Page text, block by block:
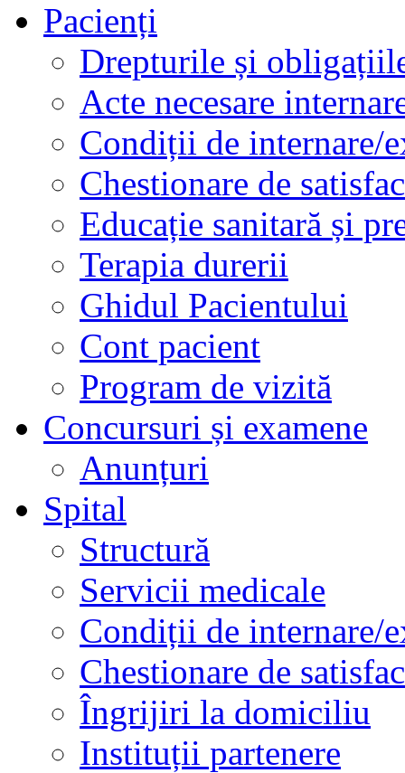
Pacienți
Drepturile și
Acte necesare
Condiții de internare/
Chestionare de
Educație sanitară și
Terapia durerii
Ghidul Pacientului
Cont pacient
Program de vizită
Concursuri și examene
Anunțuri
Spital
Structură
Servicii medicale
Condiții de internare/
Chestionare de
Îngrijiri la domiciliu
Instituții partenere